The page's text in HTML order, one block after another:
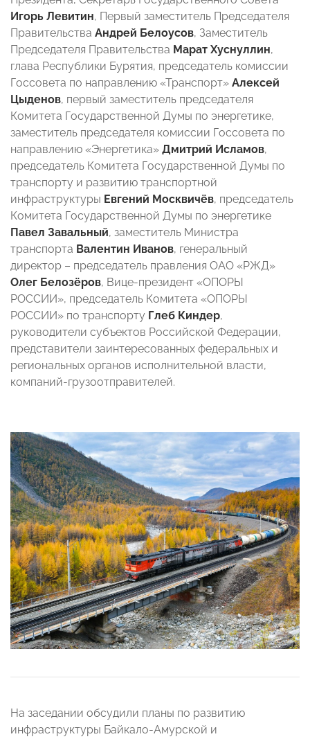
Игорь Левитин, Первый заместитель Председателя
Правительства Андрей Белоусов, Заместитель
Председателя Правительства Марат Хуснуллин,
глава Республики Бурятия, председатель комиссии
Госсовета по направлению «Транспорт» Алексей
Цыденов, первый заместитель председателя
Комитета Государственной Думы по энергетике,
заместитель председателя комиссии Госсовета по
направлению «Энергетика» Дмитрий Исламов,
председатель Комитета Государственной Думы по
транспорту и развитию транспортной
инфраструктуры Евгений Москвичёв, председатель
Комитета Государственной Думы по энергетике
Павел Завальный, заместитель Министра
транспорта Валентин Иванов, генеральный
директор – председатель правления ОАО «РЖД»
Олег Белозёров, Вице-президент «ОПОРЫ
РОССИИ», председатель Комитета «ОПОРЫ
РОССИИ» по транспорту Глеб Киндер,
руководители субъектов Российской Федерации,
представители заинтересованных федеральных и
региональных органов исполнительной власти,
компаний-грузоотправителей.
На заседании обсудили планы по развитию
инфраструктуры Байкало-Амурской и